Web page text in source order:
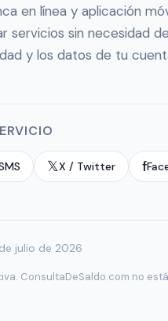
en línea y aplicación
servicios sin necesidad
y los datos de tu
𝕏X / Twitter f
julio de 2026
ConsultaDeSaldo.com no